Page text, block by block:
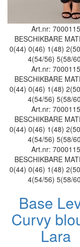
Art.nr: 7000115
BESCHIKBARE
0(44) 0(46) 1(48)
4(54/56) 5(58/
Art.nr: 7000115
BESCHIKBARE
0(44) 0(46) 1(48)
4(54/56) 5(58/
Art.nr: 7000115
BESCHIKBARE
0(44) 0(46) 1(48)
4(54/56) 5(58/
Art.nr: 7000115
BESCHIKBARE
0(44) 0(46) 1(48)
4(54/56) 5(58/
Base
Curvy
Lara